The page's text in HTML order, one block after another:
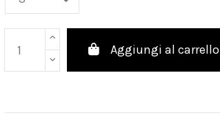
Aggiungi al carrello